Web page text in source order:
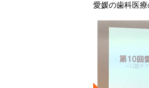
愛媛の歯科医